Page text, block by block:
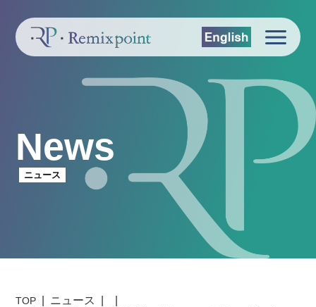
News
ニュース
TOP
ニュース